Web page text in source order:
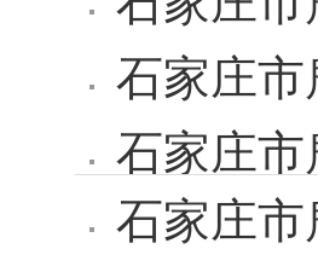
石家庄市
石家庄市
石家庄市